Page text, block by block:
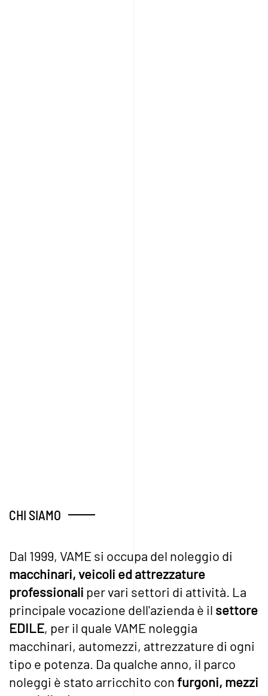
CHI SIAMO
Dal 1999, VAME si occupa del noleggio di
macchinari, veicoli ed attrezzature
professionali per vari settori di attività. La
principale vocazione dell'azienda è il settore
EDILE, per il quale VAME noleggia
macchinari, automezzi, attrezzature di ogni
tipo e potenza. Da qualche anno, il parco
noleggi è stato arricchito confurgoni, mezzi